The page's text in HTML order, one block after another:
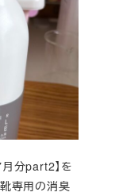
分part2】を
靴専用の消臭